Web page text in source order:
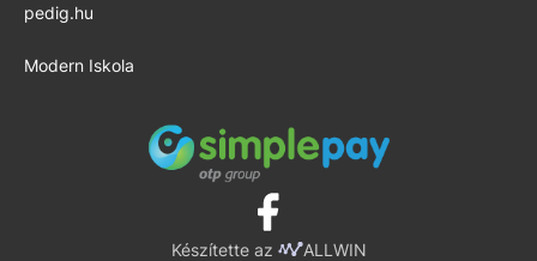
pedig.hu
Modern Iskola
Készítette az ALLWIN